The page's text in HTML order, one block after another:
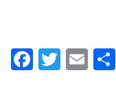
F T E